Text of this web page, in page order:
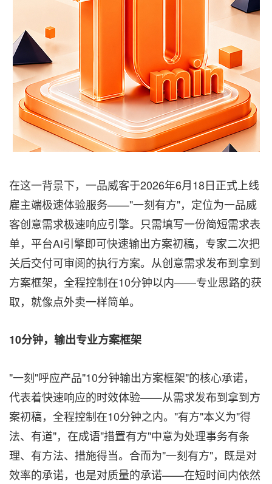
在这一背景下，一品威客于2026年6月18日正式上线
雇主端极速体验服务——"一刻有方"，定位为一品威
客创意需求极速响应引擎。只需填写一份简短需求表
单，平台AI引擎即可快速输出方案初稿，专家二次把
关后交付可审阅的执行方案。从创意需求发布到拿到
方案框架，全程控制在10分钟以内——专业思路的获
取，就像点外卖一样简单。
10分钟，输出专业方案框架
"一刻"呼应产品"10分钟输出方案框架"的核心承诺，
代表着快速响应的时效体验——从需求发布到拿到方
案初稿，全程控制在10分钟之内。"有方"本义为"得
法、有道"，在成语"措置有方"中意为处理事务有条
理、有方法、措施得当。合而为"一刻有方"，既是对
效率的承诺，也是对质量的承诺——在短时间内依然